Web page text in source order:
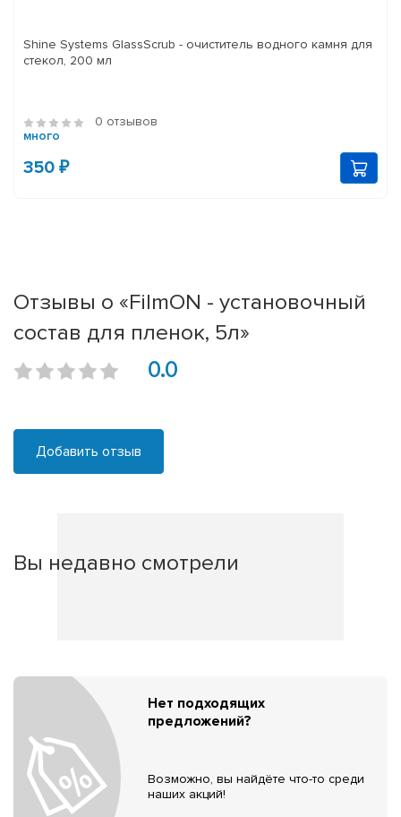
Shine Systems GlassScrub - очиститель водного камня для
стекол, 200 мл
0 отзывов
много
350 ₽
Отзывы о «FilmON - установочный
состав для пленок, 5л»
0.0
Добавить отзыв
Вы недавно смотрели
Нет подходящих
предложений?
Возможно, вы найдёте что-то среди
наших акций!